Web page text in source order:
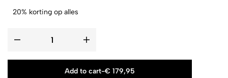
20% korting op alles
Add to cart-€ 179,95